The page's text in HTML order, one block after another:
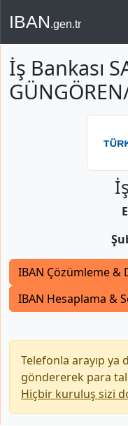
IBAN.gen.tr
İş Bankası
IBAN Çözümleme &
IBAN Hesaplama &
Telefonla arayıp ya
göndererek para
Hiçbir kuruluş sizi